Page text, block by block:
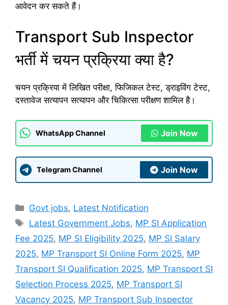
आवेदन कर सकते हैं।
Transport Sub Inspector
भर्ती में चयन प्रक्रिया क्या है?
चयन प्रक्रिया में लिखित परीक्षा, फिजिकल टेस्ट, ड्राइविंग टेस्ट,
दस्तावेज सत्यापन सत्यापन और चिकित्सा परीक्षण शामिल है।
WhatsApp Channel Join Now
Telegram Channel Join Now
Categories
Govt jobs, Latest Notification
Tags
Latest Government Jobs, MP SI Application
Fee 2025, MP SI Eligibility 2025, MP SI Salary
2025, MP Transport SI Online Form 2025, MP
Transport SI Qualification 2025, MP Transport SI
Selection Process 2025, MP Transport SI
Vacancy 2025, MP Transport Sub Inspector